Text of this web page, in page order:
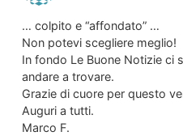
… colpito e “affondato” …
Non potevi scegliere meglio!
In fondo Le Buone Notizie ci
andare a trovare.
Grazie di cuore per questo
Auguri a tutti.
Marco F.